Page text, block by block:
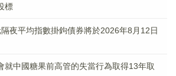
標
夜平均指數掛鉤債券將於2026年8月12日
就中國糖果前高管的失當行為取得13年取